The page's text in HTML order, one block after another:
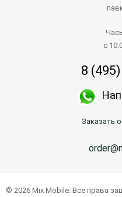
с
8
Заказать
© 2026 Mix Mobile. Все права